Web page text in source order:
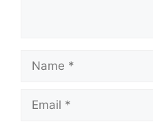
Name
Email